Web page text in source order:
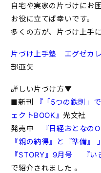
自宅や実家の片づけにお
お役に立てば幸いです。
多くの方が、片づけ上手
片づけ上手塾 エグゼカ
部亜矢
詳しい片づけ方▼
■新刊
『「5つの鉄則」
ェクトBOOK』光文社
発売中
『日経おとなの
『親の納得』と『準備』 」
『STORY』9月号
『い
で紹介されました 。